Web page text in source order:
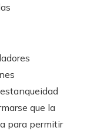
que la
para permitir